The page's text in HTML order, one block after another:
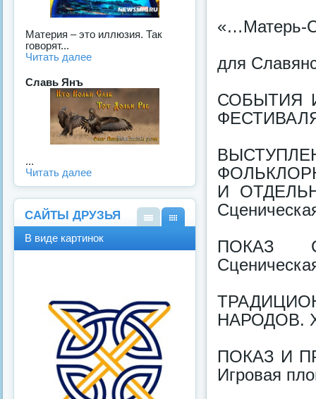
«…Матерь-
для
СОБЫТИЯ
И
ПОКАЗ
НАРОДОВ.
ПОКАЗ И
Игровая
Материя – это иллюзия. Так
говорят...
Читать далее
Славь Янъ
...
Читать далее
САЙТЫ ДРУЗЬЯ
В виде картинок